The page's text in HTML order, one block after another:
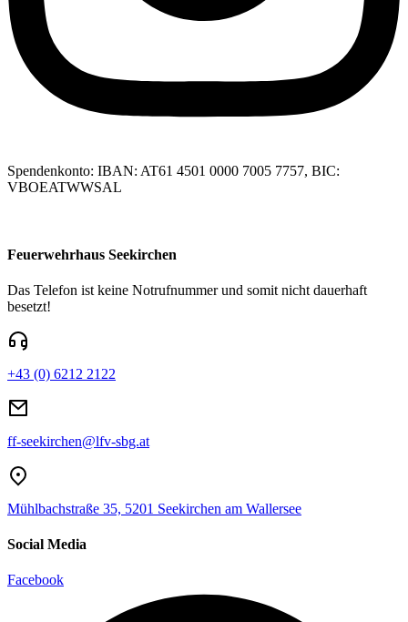
Spendenkonto: IBAN: AT61 4501 0000 7005 7757, BIC:
VBOEATWWSAL
Feuerwehrhaus Seekirchen
Das Telefon ist keine Notrufnummer und somit nicht dauerhaft
besetzt!
+43 (0) 6212 2122
ff-seekirchen@lfv-sbg.at
Mühlbachstraße 35, 5201 Seekirchen am Wallersee
Social Media
Facebook